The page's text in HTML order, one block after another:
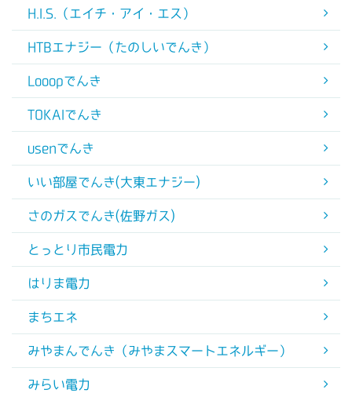
H.I.S.（エイチ・アイ・エス）
HTBエナジー（たのしいでんき）
Looopでんき
TOKAIでんき
usenでんき
いい部屋でんき(大東エナジー)
さのガスでんき(佐野ガス)
とっとり市民電力
はりま電力
まちエネ
みやまんでんき（みやまスマートエネルギー）
みらい電力